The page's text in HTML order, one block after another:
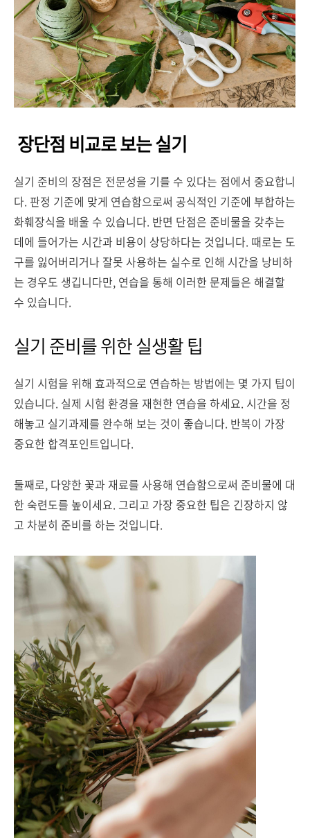
장단점 비교로 보는 실기
실기 준비의 장점은 전문성을 기를 수 있다는 점에서 중요합니
다. 판정 기준에 맞게 연습함으로써 공식적인 기준에 부합하는
화훼장식을 배울 수 있습니다. 반면 단점은 준비물을 갖추는
데에 들어가는 시간과 비용이 상당하다는 것입니다. 때로는 도
구를 잃어버리거나 잘못 사용하는 실수로 인해 시간을 낭비하
는 경우도 생깁니다만, 연습을 통해 이러한 문제들은 해결할
수 있습니다.
실기 준비를 위한 실생활 팁
실기 시험을 위해 효과적으로 연습하는 방법에는 몇 가지 팁이
있습니다. 실제 시험 환경을 재현한 연습을 하세요. 시간을 정
해놓고 실기과제를 완수해 보는 것이 좋습니다. 반복이 가장
중요한 합격포인트입니다.
둘째로, 다양한 꽃과 재료를 사용해 연습함으로써 준비물에 대
한 숙련도를 높이세요. 그리고 가장 중요한 팁은 긴장하지 않
고 차분히 준비를 하는 것입니다.